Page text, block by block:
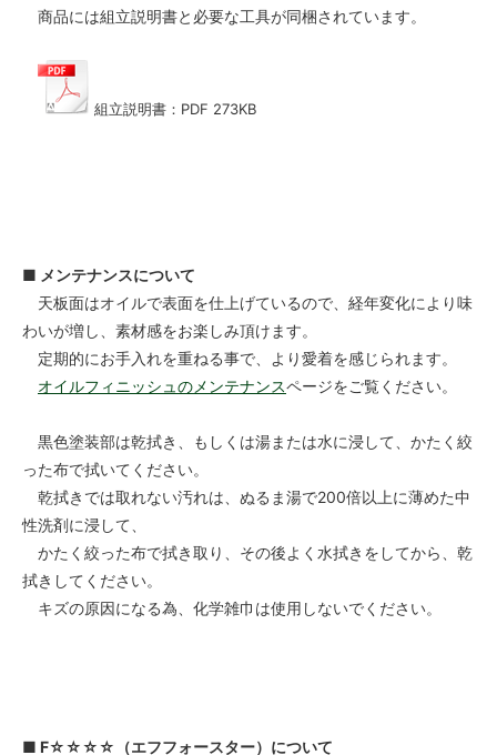
商品には組立説明書と必要な工具が同梱されています。
組立説明書：PDF 273KB
■ メンテナンスについて
天板面はオイルで表面を仕上げているので、経年変化により味
わいが増し、素材感をお楽しみ頂けます。
定期的にお手入れを重ねる事で、より愛着を感じられます。
オイルフィニッシュのメンテナンスページをご覧ください。
黒色塗装部は乾拭き、もしくは湯または水に浸して、かたく絞
った布で拭いてください。
乾拭きでは取れない汚れは、ぬるま湯で200倍以上に薄めた中
性洗剤に浸して、
かたく絞った布で拭き取り、その後よく水拭きをしてから、乾
拭きしてください。
キズの原因になる為、化学雑巾は使用しないでください。
■ F☆☆☆☆（エフフォースター）について